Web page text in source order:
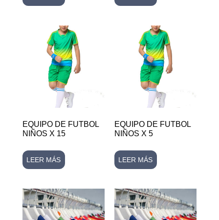
EQUIPO DE FUTBOL
NIÑOS X 15
LEER MÁS
EQUIPO DE FUTBOL
NIÑOS X 5
LEER MÁS